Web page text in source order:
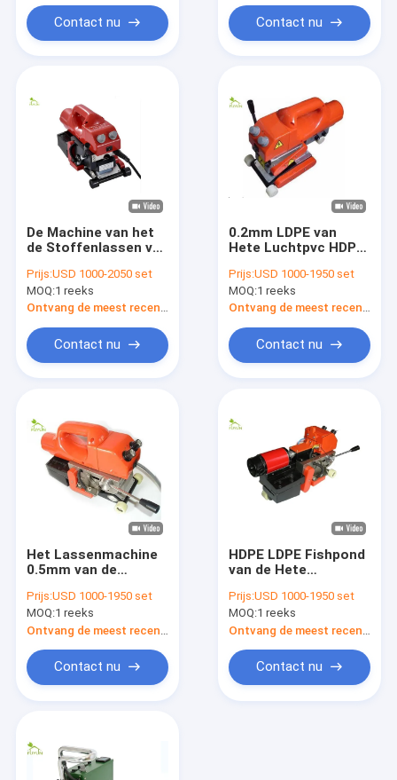
Hdpe Geocell
Hdpe het Lassenmachine van Geomembrane
Transportbandrol Productiemachine
Geotextile Project
Signaal Elektronische Kabel
Contact nu Contact nu
De Machine van het
de Stoffenlassen van
Geomembranevoering
1,0 Mm-HDPE LLDPE
Mijnbouw De steel
Vijver
Prijs:USD 1000-2050 set
MOQ:1 reeks
Ontvang de meest recente Prijs
Contact nu
0.2mm LDPE van
Hete Luchtpvc HDPE
Voeringslassen voor
Waterstorage-Vijver
Prijs:USD 1000-1950 set
MOQ:1 reeks
Ontvang de meest recente Prijs
Contact nu
Het Lassenmachine
0.5mm van de
HDPE voor
Stortplaatsen
Fishpond
Prijs:USD 1000-1950 set
MOQ:1 reeks
Contact nu
HDPE LDPE Fishpond
van de Hete
Garnalentank Lasser
0.7mm
Prijs:USD 1000-1950 set
MOQ:1 reeks
Contact nu